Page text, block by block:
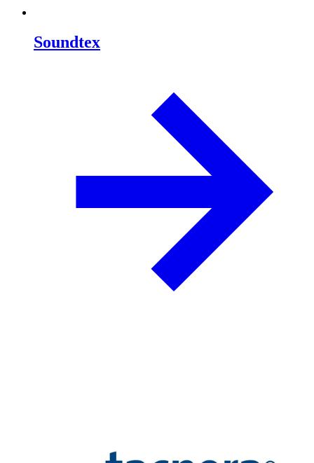
Soundtex